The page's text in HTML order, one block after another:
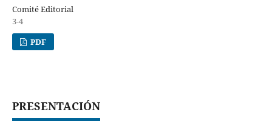
Comité Editorial
3-4
PDF
PRESENTACIÓN